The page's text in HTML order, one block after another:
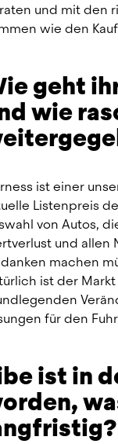
und mit den
wie den
geht
wie
ist einer
Listenpreis
von Autos,
und allen
machen
ist der
für den
ist in